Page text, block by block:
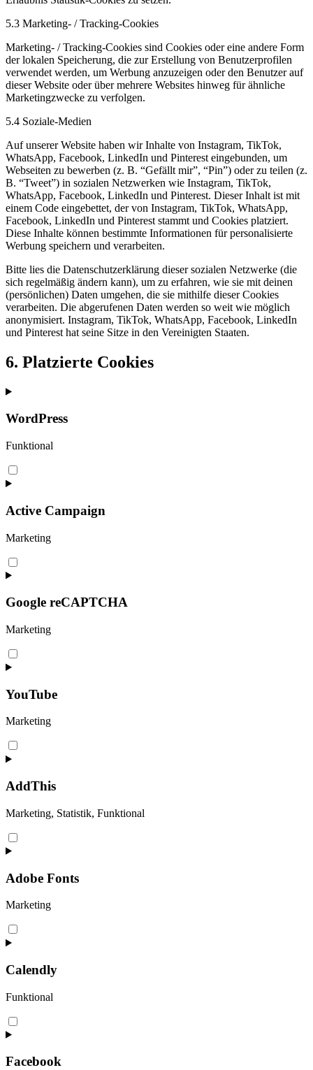
5.3 Marketing- / Tracking-Cookies
Marketing- / Tracking-Cookies sind Cookies oder eine andere Form
der lokalen Speicherung, die zur Erstellung von Benutzerprofilen
verwendet werden, um Werbung anzuzeigen oder den Benutzer auf
dieser Website oder über mehrere Websites hinweg für ähnliche
Marketingzwecke zu verfolgen.
5.4 Soziale-Medien
Auf unserer Website haben wir Inhalte von Instagram, TikTok,
WhatsApp, Facebook, LinkedIn und Pinterest eingebunden, um
Webseiten zu bewerben (z. B. “Gefällt mir”, “Pin”) oder zu teilen (z.
B. “Tweet”) in sozialen Netzwerken wie Instagram, TikTok,
WhatsApp, Facebook, LinkedIn und Pinterest. Dieser Inhalt ist mit
einem Code eingebettet, der von Instagram, TikTok, WhatsApp,
Facebook, LinkedIn und Pinterest stammt und Cookies platziert.
Diese Inhalte können bestimmte Informationen für personalisierte
Werbung speichern und verarbeiten.
Bitte lies die Datenschutzerklärung dieser sozialen Netzwerke (die
sich regelmäßig ändern kann), um zu erfahren, wie sie mit deinen
(persönlichen) Daten umgehen, die sie mithilfe dieser Cookies
verarbeiten. Die abgerufenen Daten werden so weit wie möglich
anonymisiert. Instagram, TikTok, WhatsApp, Facebook, LinkedIn
und Pinterest hat seine Sitze in den Vereinigten Staaten.
6. Platzierte Cookies
WordPress
Funktional
Consent
to
wordpress
Active Campaign
Marketing
Consent
to
active-
campaign
Google reCAPTCHA
Marketing
Consent
to
google-
recaptcha
YouTube
Marketing
Consent
to
youtube
AddThis
Marketing, Statistik, Funktional
Consent
to
addthis
Adobe Fonts
Marketing
Consent
to
adobe-
fonts
Calendly
Funktional
Consent
to
calendly
Facebook